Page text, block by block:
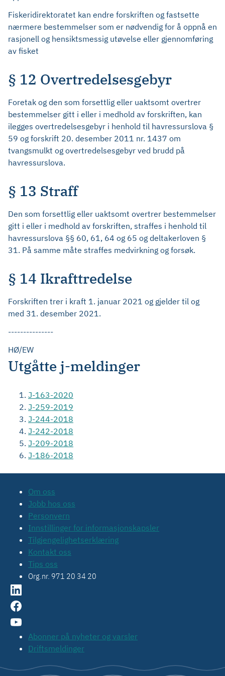
Fiskeridirektoratet kan endre forskriften og fastsette
nærmere bestemmelser som er nødvendig for å oppnå en
rasjonell og hensiktsmessig utøvelse eller gjennomføring
av fisket
§ 12 Overtredelsesgebyr
Foretak og den som forsettlig eller uaktsomt overtrer
bestemmelser gitt i eller i medhold av forskriften, kan
ilegges overtredelsesgebyr i henhold til havressurslova §
59 og forskrift 20. desember 2011 nr. 1437 om
tvangsmulkt og overtredelsesgebyr ved brudd på
havressurslova.
§ 13 Straff
Den som forsettlig eller uaktsomt overtrer bestemmelser
gitt i eller i medhold av forskriften, straffes i henhold til
havressurslova §§ 60, 61, 64 og 65 og deltakerloven §
31. På samme måte straffes medvirkning og forsøk.
§ 14 Ikrafttredelse
Forskriften trer i kraft 1. januar 2021 og gjelder til og
med 31. desember 2021.
---------------
HØ/EW
Utgåtte j-meldinger
J-163-2020
J-259-2019
J-244-2018
J-242-2018
J-209-2018
J-186-2018
Om oss
Jobb hos oss
Personvern
Innstillinger for informasjonskapsler
Tilgjengelighetserklæring
Kontakt oss
Tips oss
Org.nr. 971 20 34 20
Abonner på nyheter og varsler
Driftsmeldinger